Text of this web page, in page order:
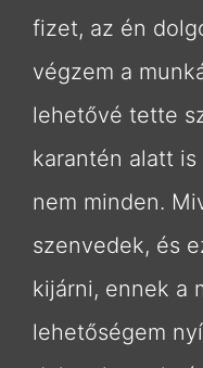
fizet, az én
végzem a
lehetővé tette
karantén alatt
nem minden.
szenvedek, és
kijárni, ennek a
lehetőségem